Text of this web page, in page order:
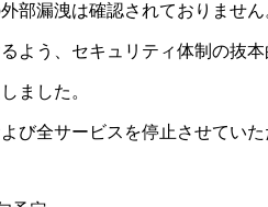
部漏洩は確認されておりません
よう、セキュリティ体制の抜
ました。
び全サービスを停止させていた